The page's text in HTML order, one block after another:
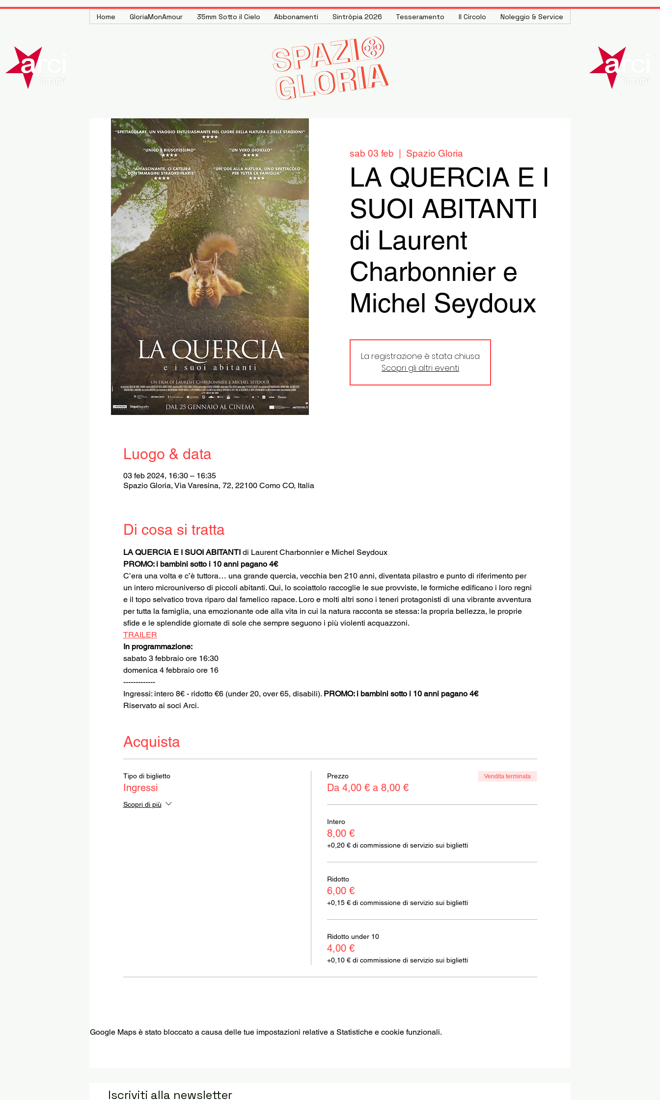
Home GloriaMonAmour 35mm Sotto il Cielo Abbonamenti Sintròpia 2026 Tesseramento Il Circolo Noleggio & Service
sab 03 feb Spazio Gloria
LA QUERCIA E I
SUOI ABITANTI
di Laurent
Charbonnier e
Michel Seydoux
La registrazione è stata chiusa
Scopri gli altri eventi
Luogo & data
03 feb 2024, 16:30 – 16:35
Spazio Gloria, Via Varesina, 72, 22100 Como CO, Italia
Di cosa si tratta
LA QUERCIA E I SUOI ABITANTI di Laurent Charbonnier e Michel Seydoux
PROMO: i bambini sotto i 10 anni pagano 4€
C’era una volta e c’è tuttora… una grande quercia, vecchia ben 210 anni, diventata pilastro e punto di riferimento per
un intero microuniverso di piccoli abitanti. Qui, lo scoiattolo raccoglie le sue provviste, le formiche edificano i loro regni
e il topo selvatico trova riparo dal famelico rapace. Loro e molti altri sono i teneri protagonisti di una vibrante avventura
per tutta la famiglia, una emozionante ode alla vita in cui la natura racconta se stessa: la propria bellezza, le proprie
sfide e le splendide giornate di sole che sempre seguono i più violenti acquazzoni.
TRAILER
In programmazione:
sabato 3 febbraio ore 16:30
domenica 4 febbraio ore 16
-------------
Ingressi: intero 8€ - ridotto €6 (under 20, over 65, disabili). PROMO: i bambini sotto i 10 anni pagano 4€
Riservato ai soci Arci.
Acquista
Tipo di biglietto
Ingressi
Scopri di più
Prezzo
Da 4,00 € a 8,00 €
Vendita terminata
Intero
8,00 €
+0,20 € di commissione di servizio sui biglietti
Ridotto
6,00 €
+0,15 € di commissione di servizio sui biglietti
Ridotto under 10
4,00 €
+0,10 € di commissione di servizio sui biglietti
Google Maps è stato bloccato a causa delle tue impostazioni relative a Statistiche e cookie funzionali.
Iscriviti alla newsletter